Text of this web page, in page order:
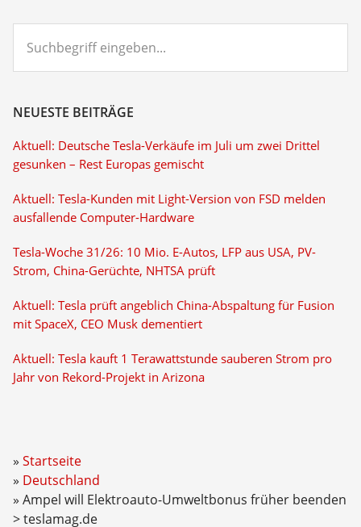
eingeben...
NEUESTE BEITRÄGE
Aktuell: Deutsche Tesla-Verkäufe im Juli um zwei Drittel
gesunken – Rest Europas gemischt
Aktuell: Tesla-Kunden mit Light-Version von FSD melden
ausfallende Computer-Hardware
Tesla-Woche 31/26: 10 Mio. E-Autos, LFP aus USA, PV-
Strom, China-Gerüchte, NHTSA prüft
Aktuell: Tesla prüft angeblich China-Abspaltung für Fusion
mit SpaceX, CEO Musk dementiert
Aktuell: Tesla kauft 1 Terawattstunde sauberen Strom pro
Jahr von Rekord-Projekt in Arizona
Startseite
Deutschland
Ampel will Elektroauto-Umweltbonus früher beenden
> teslamag.de